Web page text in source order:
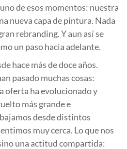
de esos momentos: nuestra
nueva capa de pintura. Nada
rebranding. Y aun así se
un paso hacia adelante.
hace más de doce años.
pasado muchas cosas:
oferta ha evolucionado y
más grande e
desde distintos
muy cerca. Lo que nos
una actitud compartida: